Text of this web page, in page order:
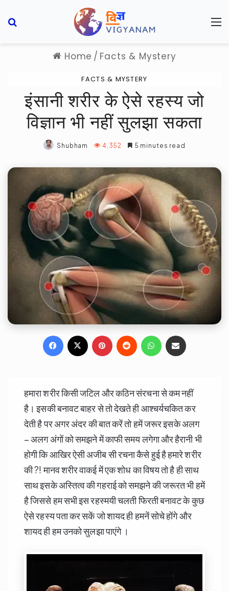
Home / Facts & Mystery
FACTS & MYSTERY
इंसानी शरीर के ऐसे रहस्य जो
विज्ञान भी नहीं सुलझा सकता
Shubham 4,352 5 minutes read
Facebook Pinterest
Reddit WhatsApp
हमारा शरीर किसी जटिल और कठिन संरचना से कम नहीं
है। इसकी बनावट बाहर से तो देखते ही आश्चर्यचकित कर
देती है पर अगर अंदर की बात करें तो हमें जरूर इसके अलग
– अलग अंगों को समझने में काफी समय लगेगा और हैरानी भी
होगी कि आखिर ऐसी अजीब सी रचना कैसे हुई है हमारे शरीर
की ?! मानव शरीर वाकई में एक शोध का विषय तो है ही साथ
साथ इसके अस्तित्व की गहराई को समझने की जरूरत भी हमें
है जिससे हम सभी इस रहस्मयी चलती फिरती बनावट के कुछ
ऐसे रहस्य पता कर सकें जो शायद ही हमनें सोचे होंगे और
शायद ही हम उनको सुलझा पाएंगे ।